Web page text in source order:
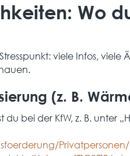
Wo
viele Infos,
(z. B.
bei der KfW, z. B. unter